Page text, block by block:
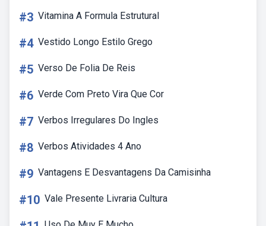
#3 Vitamina A Formula Estrutural
#4 Vestido Longo Estilo Grego
#5 Verso De Folia De Reis
#6 Verde Com Preto Vira Que Cor
#7 Verbos Irregulares Do Ingles
#8 Verbos Atividades 4 Ano
#9 Vantagens E Desvantagens Da Camisinha
#10 Vale Presente Livraria Cultura